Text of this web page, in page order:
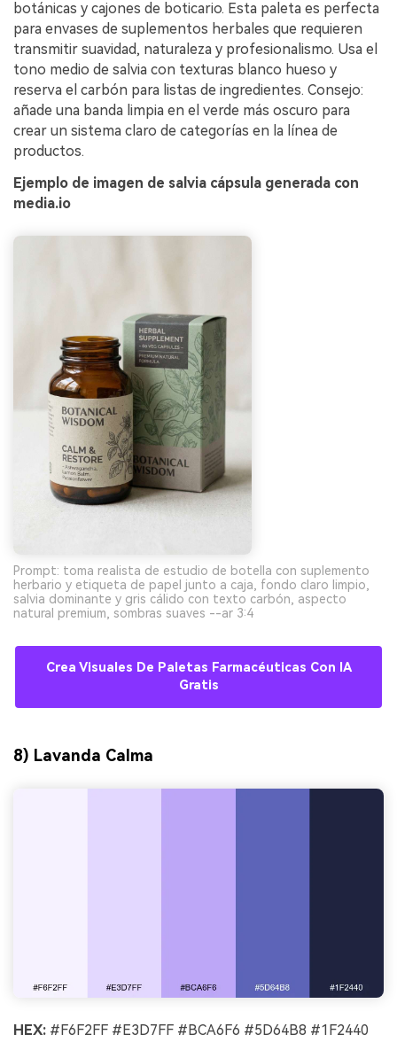
botánicas y cajones de boticario. Esta paleta es perfecta
para envases de suplementos herbales que requieren
transmitir suavidad, naturaleza y profesionalismo. Usa el
tono medio de salvia con texturas blanco hueso y
reserva el carbón para listas de ingredientes. Consejo:
añade una banda limpia en el verde más oscuro para
crear un sistema claro de categorías en la línea de
productos.
Ejemplo de imagen de salvia cápsula generada con
media.io
Prompt: toma realista de estudio de botella con suplemento
herbario y etiqueta de papel junto a caja, fondo claro limpio,
salvia dominante y gris cálido con texto carbón, aspecto
natural premium, sombras suaves --ar 3:4
Crea Visuales De Paletas Farmacéuticas Con IA
Gratis
8) Lavanda Calma
HEX: #F6F2FF #E3D7FF #BCA6F6 #5D64B8 #1F2440